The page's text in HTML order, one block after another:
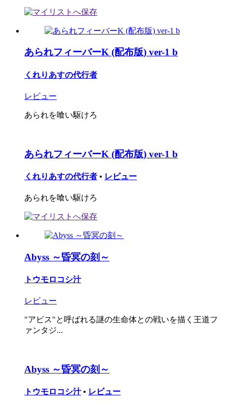
あられフィーバーK (配布版) ver-1 b
くれりあすの代行者
レビュー
あられを喰い駆けろ
あられフィーバーK (配布版) ver-1 b
くれりあすの代行者 • レビュー
あられを喰い駆けろ
Abyss ～昏冥の刻～
トウモロコシ汁
レビュー
"アビス"と呼ばれる謎の生命体との戦いを描く王道フ
ァンタジ...
Abyss ～昏冥の刻～
トウモロコシ汁 • レビュー